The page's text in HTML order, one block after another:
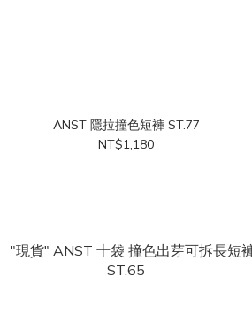
ANST 隱拉撞色短褲 ST.77
NT$1,180